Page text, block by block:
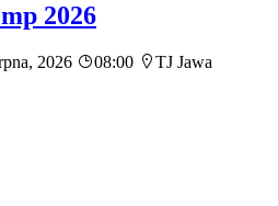
2026
2026 08:00
TJ Jawa